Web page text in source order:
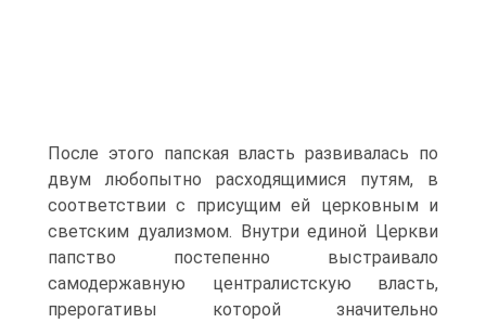
После этого папская власть развивалась по
двум любопытно расходящимися путям, в
соот­ветствии с присущим ей церковным и
светским дуализмом. Внутри еди­ной Церкви
папство постепенно выстраивало
самодержавную центра­листскую власть,
прерогативы которой значительно